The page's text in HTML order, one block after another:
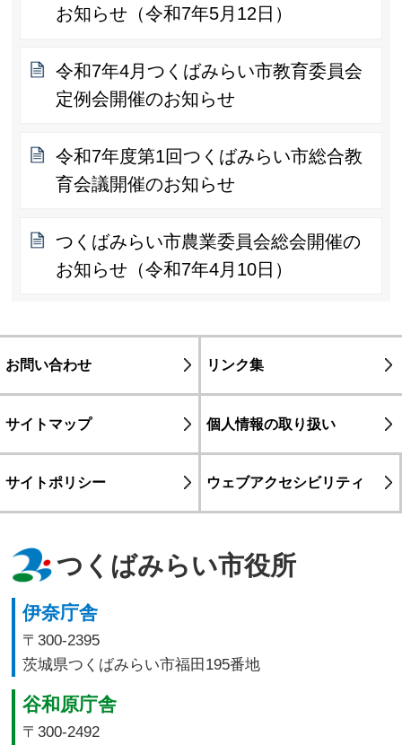
お知らせ（令和7年5月12日）
令和7年4月つくばみらい市教育委員会
定例会開催のお知らせ
令和7年度第1回つくばみらい市総合教
育会議開催のお知らせ
つくばみらい市農業委員会総会開催の
お知らせ（令和7年4月10日）
お問い合わせ リンク集
サイトマップ 個人情報の取り扱い
サイトポリシー ウェブアクセシビリティ
つくばみらい市役所
伊奈庁舎
〒300-2395
茨城県つくばみらい市福田195番地
谷和原庁舎
〒300-2492